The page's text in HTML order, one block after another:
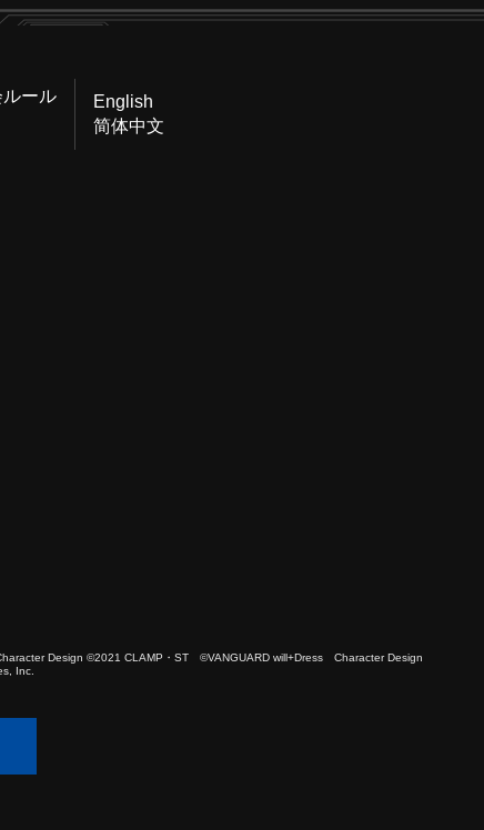
ルール
English
简体中文
Design ©2021 CLAMP・ST ©VANGUARD will+Dress Character Design
Inc.